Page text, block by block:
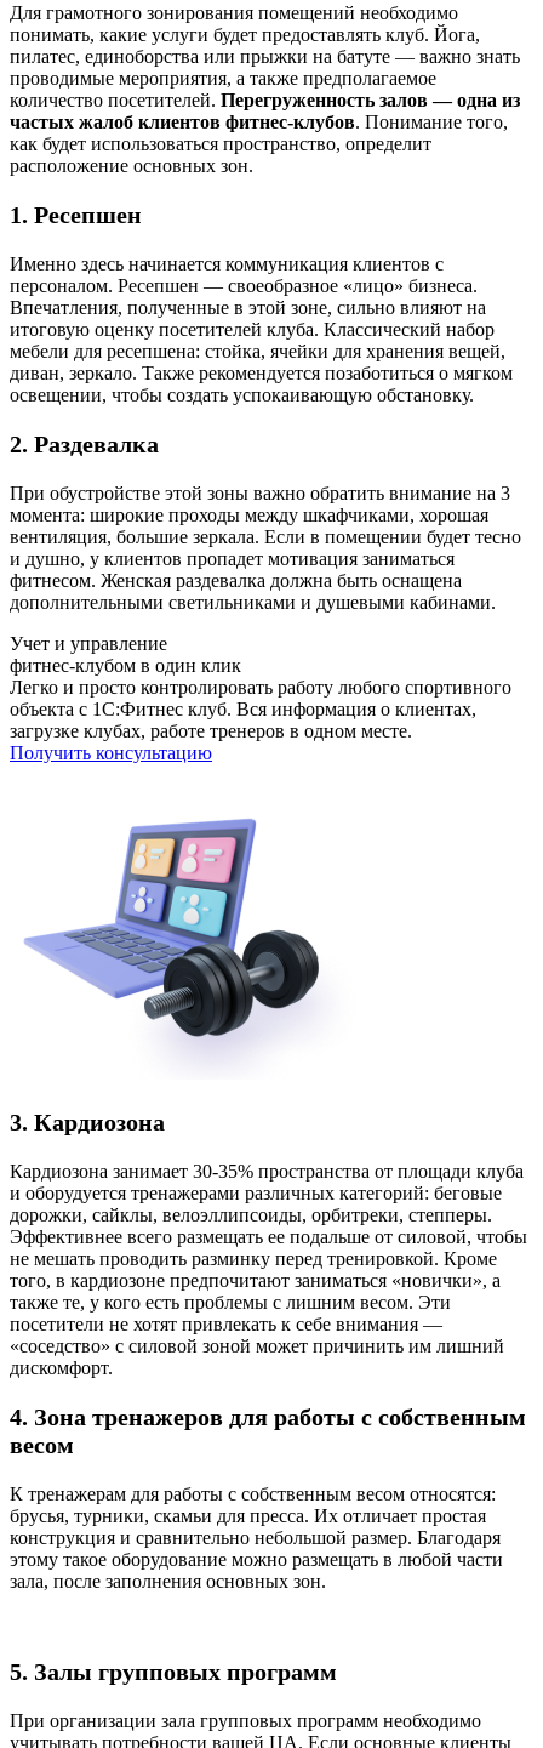
Для грамотного зонирования помещений необходимо
понимать, какие услуги будет предоставлять клуб. Йога,
пилатес, единоборства или прыжки на батуте — важно знать
проводимые мероприятия, а также предполагаемое
количество посетителей. Перегруженность залов — одна из
частых жалоб клиентов фитнес-клубов. Понимание того,
как будет использоваться пространство, определит
расположение основных зон.
1. Ресепшен
Именно здесь начинается коммуникация клиентов с
персоналом. Ресепшен — своеобразное «лицо» бизнеса.
Впечатления, полученные в этой зоне, сильно влияют на
итоговую оценку посетителей клуба. Классический набор
мебели для ресепшена: стойка, ячейки для хранения вещей,
диван, зеркало. Также рекомендуется позаботиться о мягком
освещении, чтобы создать успокаивающую обстановку.
2. Раздевалка
При обустройстве этой зоны важно обратить внимание на 3
момента: широкие проходы между шкафчиками, хорошая
вентиляция, большие зеркала. Если в помещении будет тесно
и душно, у клиентов пропадет мотивация заниматься
фитнесом. Женская раздевалка должна быть оснащена
дополнительными светильниками и душевыми кабинами.
Учет и управление
фитнес-клубом в один клик
Легко и просто контролировать работу любого спортивного
объекта с 1С:Фитнес клуб. Вся информация о клиентах,
загрузке клубах, работе тренеров в одном месте.
Получить консультацию
3. Кардиозона
Кардиозона занимает 30-35% пространства от площади клуба
и оборудуется тренажерами различных категорий: беговые
дорожки, сайклы, велоэллипсоиды, орбитреки, степперы.
Эффективнее всего размещать ее подальше от силовой, чтобы
не мешать проводить разминку перед тренировкой. Кроме
того, в кардиозоне предпочитают заниматься «новички», а
также те, у кого есть проблемы с лишним весом. Эти
посетители не хотят привлекать к себе внимания —
«соседство» с силовой зоной может причинить им лишний
дискомфорт.
4. Зона тренажеров для работы с собственным
весом
К тренажерам для работы с собственным весом относятся:
брусья, турники, скамьи для пресса. Их отличает простая
конструкция и сравнительно небольшой размер. Благодаря
этому такое оборудование можно размещать в любой части
зала, после заполнения основных зон.
5. Залы групповых программ
При организации зала групповых программ необходимо
учитывать потребности вашей ЦА. Если основные клиенты